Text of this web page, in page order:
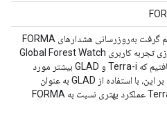
یادداشت از WRI: WRI تصمیم گرفت به‌روزرسانی هشدارهای FORMA
را متوقف کند. هدف، ساده‌سازی تجربه کاربری Global Forest Watch
و کاهش افزونگی بود. ما دریافتیم که Terra-i و GLAD بیشتر مورد
استفاده قرار می‌گیرند. علاوه بر این، با استفاده از GLAD به عنوان
استاندارد، مشخص شد که Terra-i عملکرد بهتری نسبت به FORMA